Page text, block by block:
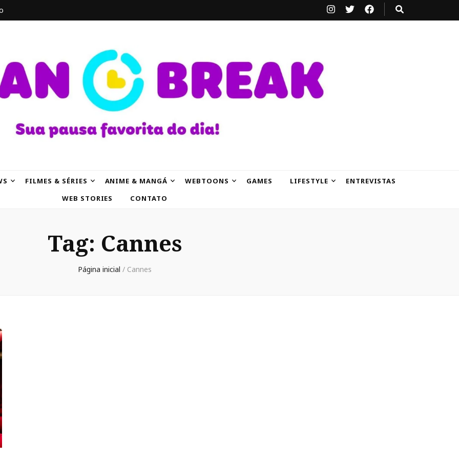
FILMES & SÉRIES ANIME & MANGÁ WEBTOONS GAMES LIFESTYLE
ENTREVISTAS
WEB STORIES
CONTATO
Tag: Cannes
Página inicial / Cannes